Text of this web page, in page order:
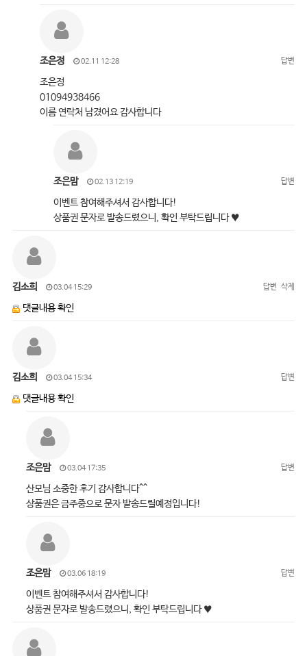
조은정 02.11 12:28 답변
조은정
01094938466
이름 연락처 남겼어요 감사합니다
조은맘 02.13 12:19 답변
이벤트 참여해주셔서 감사합니다!
상품권 문자로 발송드렸으니, 확인 부탁드립니다 ♥
김소희 03.04 15:29 답변 삭제
댓글내용 확인
김소희 03.04 15:34 답변
댓글내용 확인
조은맘 03.04 17:35 답변
산모님 소중한 후기 감사합니다^^
상품권은 금주중으로 문자 발송드릴예정입니다!
조은맘 03.06 18:19 답변
이벤트 참여해주셔서 감사합니다!
상품권 문자로 발송드렸으니, 확인 부탁드립니다 ♥